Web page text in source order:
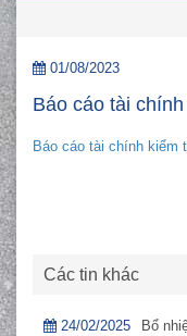
01/08/2023
Báo cáo tài
Báo cáo tài chính kiểm
Các tin khác
24/02/2025
Bổ